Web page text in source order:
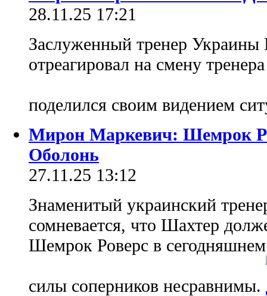
28.11.25 17:21
Заслуженный тренер
отреагировал на смену
поделился своим видением
Мирон Маркевич: Шемрок
Оболонь
27.11.25 13:12
Знаменитый украинский
сомневается, что Шахтер
Шемрок Роверс в
силы соперников несравнимы.